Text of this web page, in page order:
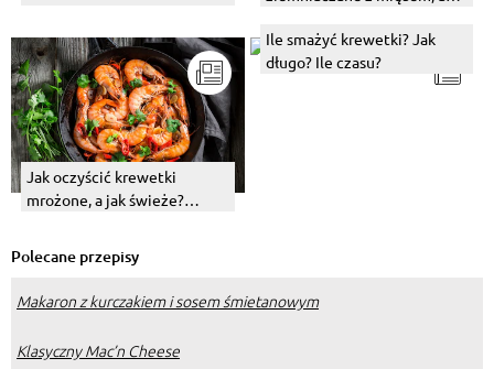
Jak oczyścić krewetki
mrożone, a jak świeże?
Ile smażyć krewetki? Jak
długo? Ile czasu?
Polecane przepisy
Makaron z kurczakiem i sosem śmietanowym
Klasyczny Mac’n Cheese